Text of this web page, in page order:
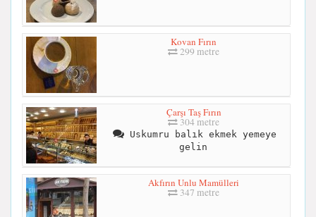
Kovan Fırın
299 metre
Çarşı Taş Fırın
304 metre
Uskumru balık ekmek yemeye
gelin
Akfırın Unlu Mamülleri
347 metre